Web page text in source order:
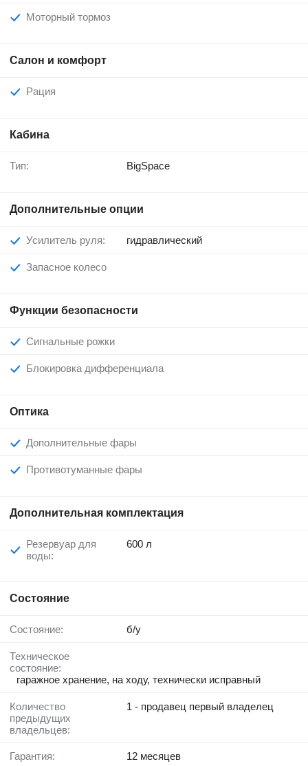
Моторный тормоз
Салон и комфорт
Рация
Кабина
Тип: BigSpace
Дополнительные опции
Усилитель руля: гидравлический
Запасное колесо
Функции безопасности
Сигнальные рожки
Блокировка дифференциала
Оптика
Дополнительные фары
Противотуманные фары
Дополнительная комплектация
Резервуар для
воды:
600 л
Состояние
Состояние: б/у
Техническое
состояние:
гаражное хранение, на ходу, технически исправный
Количество
предыдущих
владельцев:
1 - продавец первый владелец
Гарантия: 12 месяцев